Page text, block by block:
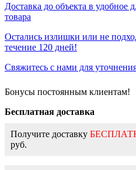
Доставка до объекта в удобное
товара
Остались излишки или не
течение 120 дней!
Свяжитесь с нами для уточнения
Бонусы постоянным клиентам!
Бесплатная доставка
Получите доставку
руб.